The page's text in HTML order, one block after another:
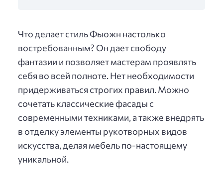
Что делает стиль Фьюжн настолько
востребованным? Он дает свободу
фантазии и позволяет мастерам проявлять
себя во всей полноте. Нет необходимости
придерживаться строгих правил. Можно
сочетать классические фасады с
современными техниками, а также внедрять
в отделку элементы рукотворных видов
искусства, делая мебель по-настоящему
уникальной.